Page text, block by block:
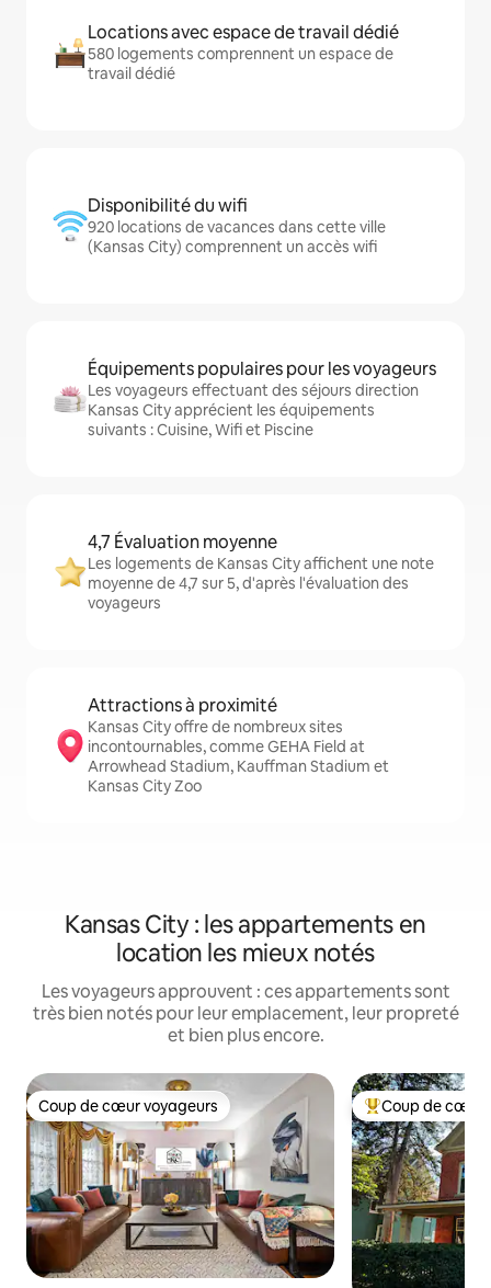
Locations avec espace de travail dédié
580 logements comprennent un espace de
travail dédié
Disponibilité du wifi
920 locations de vacances dans cette ville
(Kansas City) comprennent un accès wifi
Équipements populaires pour les voyageurs
Les voyageurs effectuant des séjours direction
Kansas City apprécient les équipements
suivants : Cuisine, Wifi et Piscine
4,7 Évaluation moyenne
Les logements de Kansas City affichent une note
moyenne de 4,7 sur 5, d'après l'évaluation des
voyageurs
Attractions à proximité
Kansas City offre de nombreux sites
incontournables, comme GEHA Field at
Arrowhead Stadium, Kauffman Stadium et
Kansas City Zoo
Kansas City : les appartements en
location les mieux notés
Les voyageurs approuvent : ces appartements sont
très bien notés pour leur emplacement, leur propreté
et bien plus encore.
Coup de cœur voyageurs
Coup de cœur voyageurs Coups de cœur
Coup de cœur